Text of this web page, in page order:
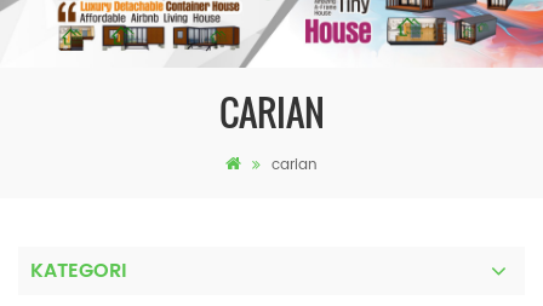
CARIAN
carian
KATEGORI